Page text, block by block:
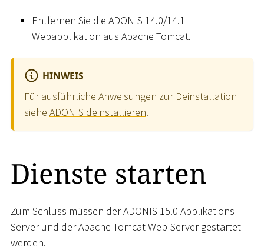
Entfernen Sie die ADONIS 14.0/14.1
Webapplikation aus Apache Tomcat.
HINWEIS
Für ausführliche Anweisungen zur Deinstallation
siehe ADONIS deinstallieren.
Dienste starten
Zum Schluss müssen der ADONIS 15.0 Applikations-
Server und der Apache Tomcat Web-Server gestartet
werden.